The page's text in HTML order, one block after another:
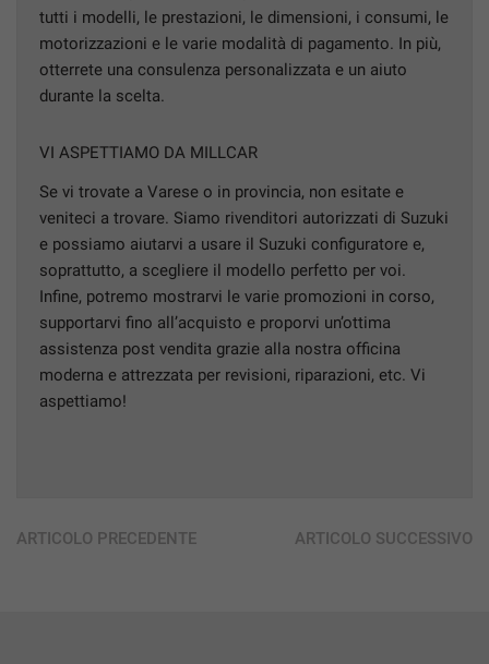
tutti i modelli, le prestazioni, le dimensioni, i consumi, le
motorizzazioni e le varie modalità di pagamento. In più,
otterrete una consulenza personalizzata e un aiuto
durante la scelta.
VI ASPETTIAMO DA MILLCAR
Se vi trovate a Varese o in provincia, non esitate e
veniteci a trovare. Siamo rivenditori autorizzati di Suzuki
e possiamo aiutarvi a usare il Suzuki configuratore e,
soprattutto, a scegliere il modello perfetto per voi.
Infine, potremo mostrarvi le varie promozioni in corso,
supportarvi fino all’acquisto e proporvi un’ottima
assistenza post vendita grazie alla nostra officina
moderna e attrezzata per revisioni, riparazioni, etc. Vi
aspettiamo!
ARTICOLO PRECEDENTE ARTICOLO SUCCESSIVO